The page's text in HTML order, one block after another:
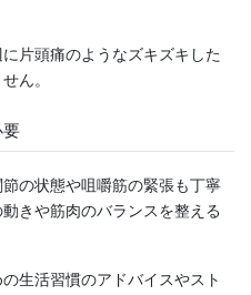
片頭痛のようなズキズキした
ん。
要
の状態や咀嚼筋の緊張も丁寧
きや筋肉のバランスを整える
生活習慣のアドバイスやスト